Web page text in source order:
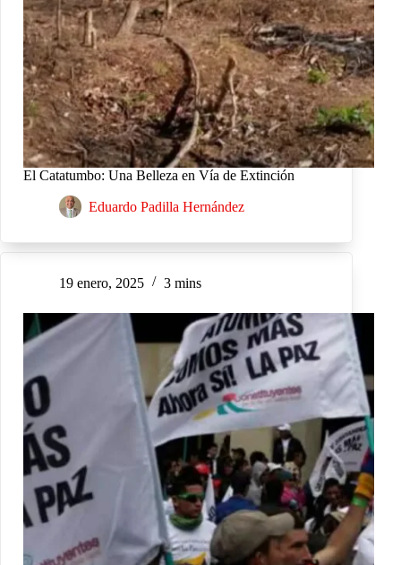
El Catatumbo: Una Belleza en Vía de Extinción
Eduardo Padilla Hernández
19 enero, 2025 3 mins